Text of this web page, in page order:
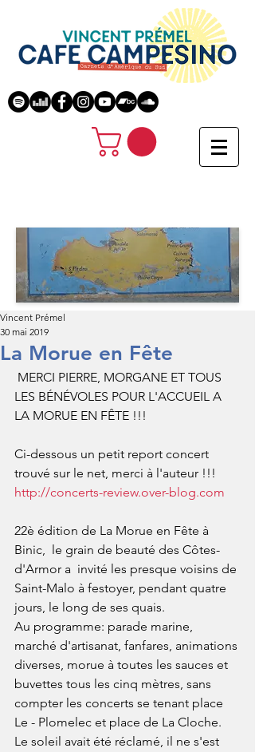
La Morue en Fête
Vincent Prémel
30 mai 2019
LES BÉNÉVOLES POUR L'ACCUEIL A
LA MORUE EN FÊTE !!!
Ci-dessous un petit report concert
trouvé sur le net, merci à l'auteur !!!
http://concerts-review.over-blog.com
22è édition de La Morue en Fête à
Binic,  le grain de beauté des Côtes-
d'Armor a  invité les presque voisins de
Saint-Malo à festoyer, pendant quatre
jours, le long de ses quais.
Au programme: parade marine,
marché d'artisanat, fanfares, animations
diverses, morue à toutes les sauces et
buvettes tous les cinq mètres, sans
compter les concerts se tenant place
Le - Plomelec et place de La Cloche.
Le soleil avait été réclamé, il ne s'est